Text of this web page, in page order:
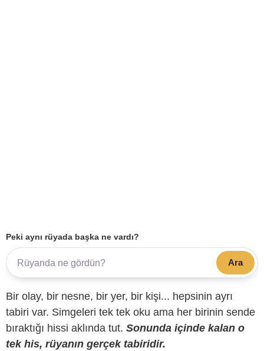
Peki aynı rüyada başka ne vardı?
Ara
Bir olay, bir nesne, bir yer, bir kişi... hepsinin ayrı
tabiri var. Simgeleri tek tek oku ama her birinin sende
bıraktığı hissi aklında tut. Sonunda içinde kalan o
tek his, rüyanın gerçek tabiridir.